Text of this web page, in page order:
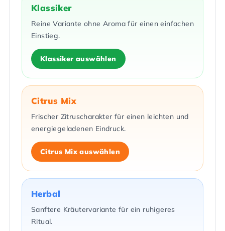
Klassiker
Reine Variante ohne Aroma für einen einfachen
Einstieg.
Klassiker auswählen
Citrus Mix
Frischer Zitruscharakter für einen leichten und
energiegeladenen Eindruck.
Citrus Mix auswählen
Herbal
Sanftere Kräutervariante für ein ruhigeres
Ritual.